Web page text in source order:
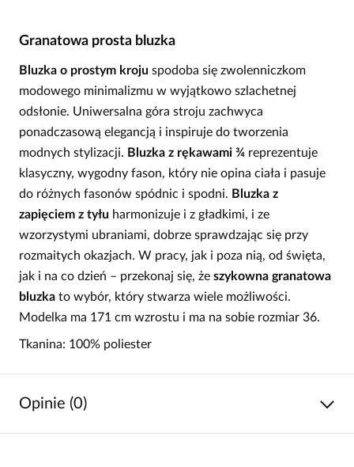
Granatowa prosta bluzka
Bluzka o prostym kroju spodoba się zwolenniczkom
modowego minimalizmu w wyjątkowo szlachetnej
odsłonie. Uniwersalna góra stroju zachwyca
ponadczasową elegancją i inspiruje do tworzenia
modnych stylizacji. Bluzka z rękawami ¾ reprezentuje
klasyczny, wygodny fason, który nie opina ciała i pasuje
do różnych fasonów spódnic i spodni. Bluzka z
zapięciem z tyłu harmonizuje i z gładkimi, i ze
wzorzystymi ubraniami, dobrze sprawdzając się przy
rozmaitych okazjach. W pracy, jak i poza nią, od święta,
jak i na co dzień – przekonaj się, że szykowna granatowa
bluzka to wybór, który stwarza wiele możliwości.
Modelka ma 171 cm wzrostu i ma na sobie rozmiar 36.
Tkanina: 100% poliester
Opinie (0)